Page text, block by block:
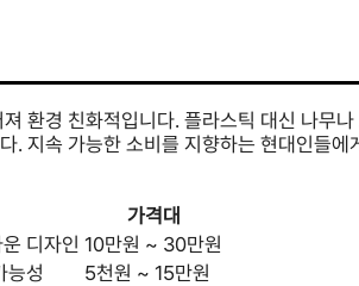
환경 친화적입니다. 플라스틱 대신 나무
. 지속 가능한 소비를 지향하는 현대인들
가격대
디자인 10만원 ~ 30만원
능성
5천원 ~ 15만원